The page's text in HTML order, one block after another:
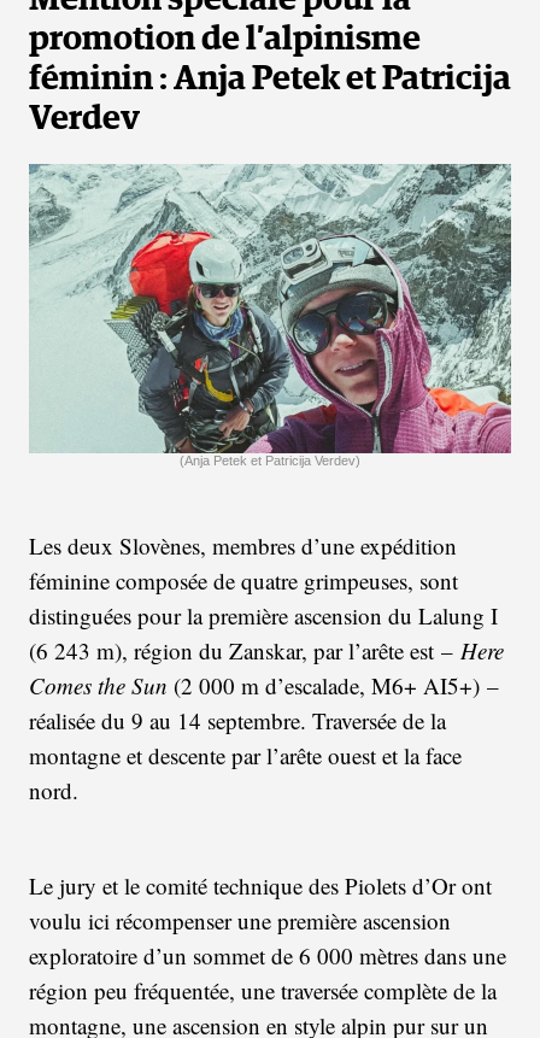
promotion de l’alpinisme
féminin : Anja Petek et Patricija
Verdev
(Anja Petek et Patricija Verdev)
Les deux Slovènes, membres d’une expédition
féminine composée de quatre grimpeuses, sont
distinguées pour la première ascension du Lalung I
(6 243 m), région du Zanskar, par l’arête est – Here
Comes the Sun (2 000 m d’escalade, M6+ AI5+) –
réalisée du 9 au 14 septembre. Traversée de la
montagne et descente par l’arête ouest et la face
nord.
Le jury et le comité technique des Piolets d’Or ont
voulu ici récompenser une première ascension
exploratoire d’un sommet de 6 000 mètres dans une
région peu fréquentée, une traversée complète de la
montagne, une ascension en style alpin pur sur un